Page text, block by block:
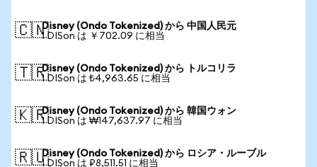
🇨🇳Disney (Ondo Tokenized) から 中国人民元
1 DISon は ￥702.09 に相当
🇹🇷Disney (Ondo Tokenized) から トルコリラ
1 DISon は ₺4,963.65 に相当
🇰🇷Disney (Ondo Tokenized) から 韓国ウォン
1 DISon は ₩147,637.97 に相当
🇷🇺Disney (Ondo Tokenized) から ロシア・ルーブル
1 DISon は ₽8,511.51 に相当